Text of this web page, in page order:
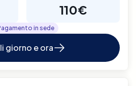
110€
in sede
giorno e ora